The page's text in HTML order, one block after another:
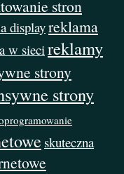
stron
displayreklama
w siecireklamy
strony
strony
skuteczna